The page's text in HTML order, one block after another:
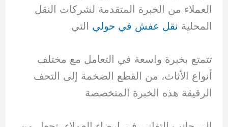
العملاء من الخبرة المتقدمة لشركات النقل
المحلية نقل عفش في حولي التي
تتمتع بخبرة واسعة في التعامل مع مختلف
أنواع الأثاث، من القطع الضخمة إلى التحف
الرقيقة هذه الخبرة المتخصصة